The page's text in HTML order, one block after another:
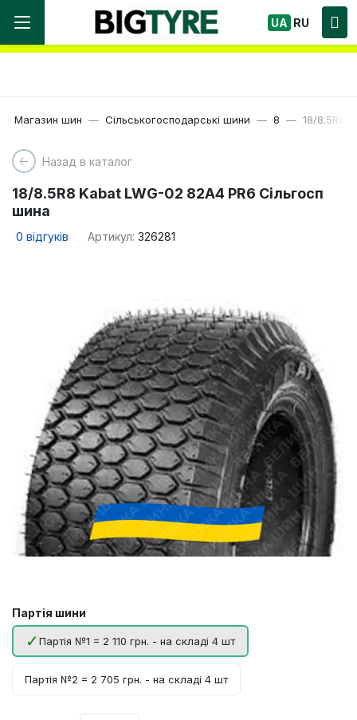
Ми працюємо! Великий вибір Шин, швидка
доставка по Україні!
UA RU
Магазин шин Сільськогосподарські шини 8 18/8.5R8
Назад в каталог
18/8.5R8 Kabat LWG-02 82A4 PR6 Сільгосп
шина
0 відгуків Артикул: 326281
Партія шини
Партія №1 = 2 110 грн. - на складі 4 шт
Партія №2 = 2 705 грн. - на складі 4 шт